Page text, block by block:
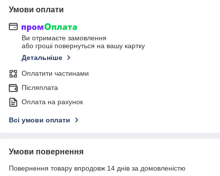
Умови оплати
Ви отримаєте замовлення
або гроші повернуться на вашу картку
Детальніше
Оплатити частинами
Післяплата
Оплата на рахунок
Всі умови оплати
Умови повернення
Повернення товару впродовж 14 днів за домовленістю